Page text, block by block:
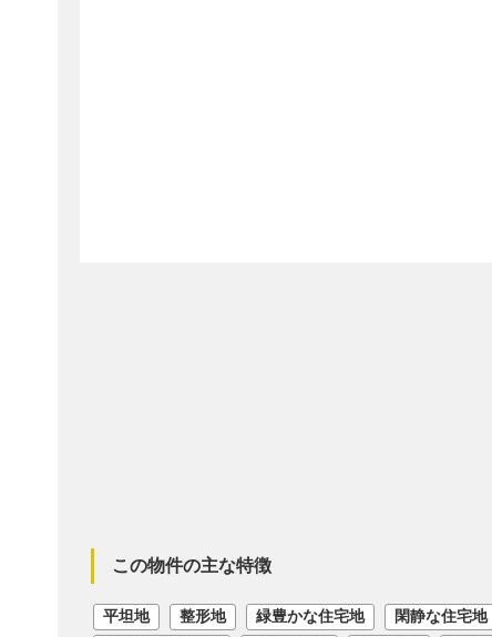
この物件の主な特徴
平坦地 整形地 緑豊かな住宅地 閑静な住宅地